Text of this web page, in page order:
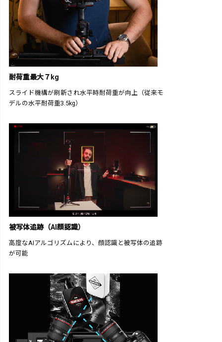
耐荷重最大７kg
スライド機構が刷新され水平時耐荷重が向上（従来モ
デルの水平耐荷重3.5kg）
被写体追跡（AI顔認識）
高度なAIアルゴリズムにより、顔認識と被写体の追跡
が可能